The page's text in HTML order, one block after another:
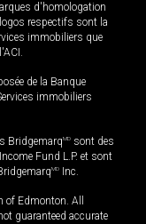
d'homologation
respectifs sont la
immobiliers que
de la Banque
immobiliers
BridgemarqMD sont des
Fund L.P. et sont
MD Inc.
Edmonton. All
guaranteed accurate